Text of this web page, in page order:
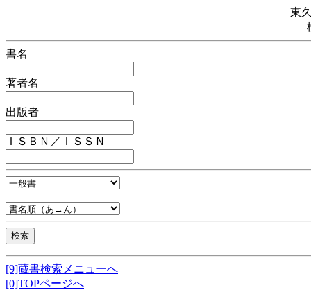
東
書名
著者名
出版者
ＩＳＢＮ／ＩＳＳＮ
[9]蔵書検索メニューへ
[0]TOPページへ